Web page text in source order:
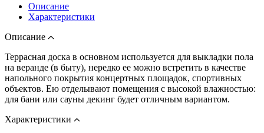
Описание
Характеристики
Описание
Террасная доска в основном используется для выкладки пола
на веранде (в быту), нередко ее можно встретить в качестве
напольного покрытия концертных площадок, спортивных
объектов. Ею отделывают помещения с высокой влажностью:
для бани или сауны декинг будет отличным вариантом.
Характеристики